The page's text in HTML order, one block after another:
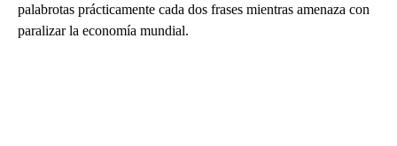
palabrotas prácticamente cada dos frases mientras amenaza con
paralizar la economía mundial.